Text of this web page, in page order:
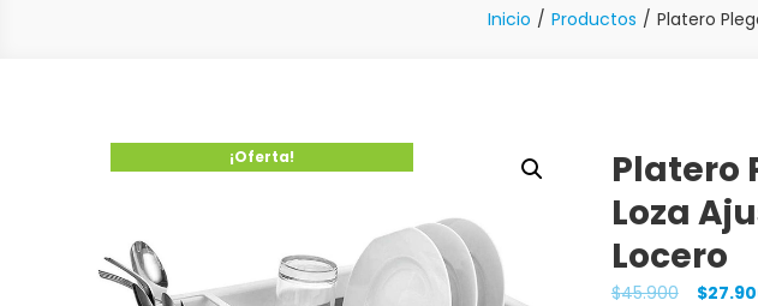
Inicio Productos Platero
¡Oferta!
Platero
Loza
Locero
$45.900 $